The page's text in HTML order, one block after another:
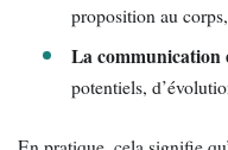
proposition au
La communication
potentiels,